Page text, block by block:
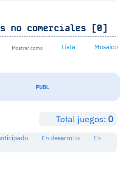
no comerciales [0]
Mostrar como Lista Mosaico
PUBL
Total juegos: 0
En desarrollo
En